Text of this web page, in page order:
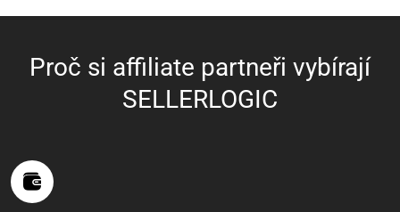
Proč si affiliate partneři vybírají
SELLERLOGIC